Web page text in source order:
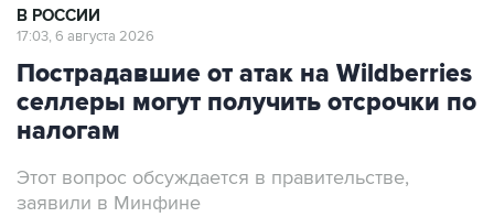
В РОССИИ
17:03, 6 августа 2026
Пострадавшие от атак на Wildberries
селлеры могут получить отсрочки по
налогам
Этот вопрос обсуждается в правительстве,
заявили в Минфине